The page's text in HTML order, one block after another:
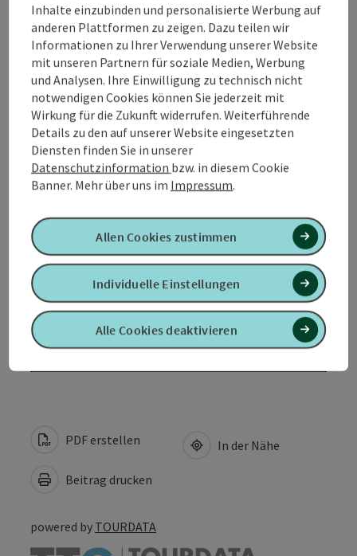
An der Strecke
Anreise/Lage
Eignung
Barrierefreiheit
Kontakt
Mehr Entdecken
Zustimmungserklärung
PDF erstellen
Beitrag drucken
In der Nähe
powered by TOURDATA
Inhalte einzubinden und personalisierte Werbung auf
anderen Plattformen zu zeigen. Dazu teilen wir
Informationen zu Ihrer Verwendung unserer Website
mit unseren Partnern für soziale Medien, Werbung
und Analysen. Ihre Einwilligung zu technisch nicht
notwendigen Cookies können Sie jederzeit mit
Wirkung für die Zukunft widerrufen. Weiterführende
Details zu den auf unserer Website eingesetzten
Diensten finden Sie in unserer
Datenschutzinformation bzw. in diesem Cookie
Banner. Mehr über uns im Impressum.
Alle Cookies deaktivieren
Individuelle Einstellungen
Allen Cookies zustimmen